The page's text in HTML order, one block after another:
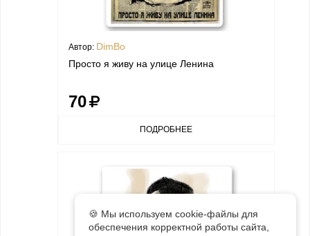
Автор: DimBo
Просто я живу на улице Ленина
70
ПОДРОБНЕЕ
🍪 Мы используем cookie-файлы для
обеспечения корректной работы сайта,